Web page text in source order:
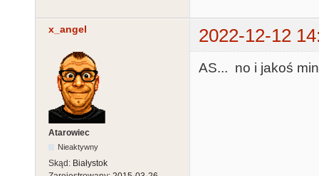
x_angel 2022-12-12
Atarowiec
Nieaktywny
Skąd: Białystok
AS... no i jakoś